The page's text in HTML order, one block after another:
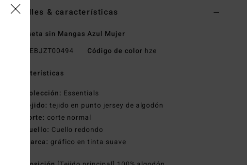
Detalles & características
Camiseta sin Mangas Azul Mujer
EBJZT00494 Código de color hze
Características
Colección: Essentials
tejido: tejido en punto jersey de algodón
corte: corte normal
Cuello: Cuello redondo
Marca: gráfico en tinta suave